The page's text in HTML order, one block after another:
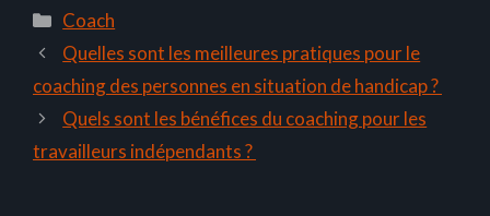
Catégories
Coach
Quelles sont les meilleures pratiques pour le
coaching des personnes en situation de handicap ?
Quels sont les bénéfices du coaching pour les
travailleurs indépendants ?